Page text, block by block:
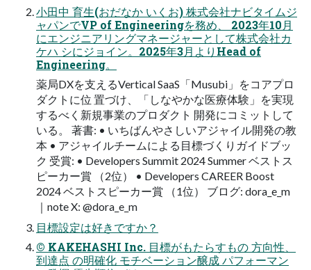
小田中 育生(おだなか いくお) 株式会社ナビタイムジ
ャパンでVP of Engineeringを務め、 2023年10月
にエンジニアリングマネージャーとして株式会社カ
ケハ シにジョイン。2025年3月よりHead of
Engineering。
薬局DXを支えるVertical SaaS「Musubi」をコアプロ
ダクトに位 置づけ、「しなやかな医療体験」を実現
するべく新規事業のプロダクト 開発にコミットして
いる。 著書: • いちばんやさしいアジャイル開発の教
本 • アジャイルチームによる目標づくりガイドブッ
ク 受賞: • Developers Summit 2024 Summer ベストス
ピーカー賞 （2位） • Developers CAREER Boost
2024 ベストスピーカー賞 （1位） ブログ: dora_e_m
｜note X: @dora_e_m
目標設定は好きですか？
© KAKEHASHI Inc. 目標がもたらすもの 方向性、
到達点 の明確化 モチベーション醸成 パフォーマン